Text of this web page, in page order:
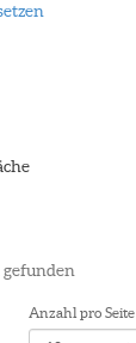
Anzahl pro Seite